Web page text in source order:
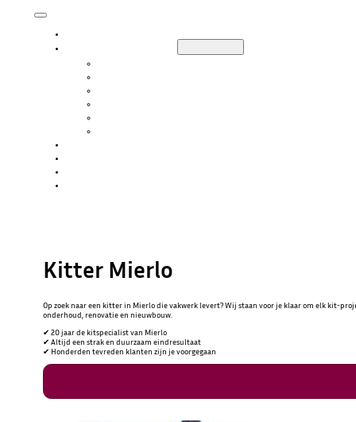
Kitter Mierlo
Op zoek naar een kitter in Mierlo die vakwerk levert? Wij staan voor je klaar om elk kit-
onderhoud, renovatie en nieuwbouw.
✔︎ 20 jaar de kitspecialist van Mierlo
✔︎ Altijd een strak en duurzaam eindresultaat
✔︎ Honderden tevreden klanten zijn je voorgegaan